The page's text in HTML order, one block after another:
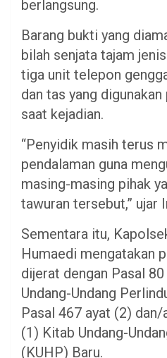
berlangsung.
Barang bukti yang
bilah senjata tajam
tiga unit telepon
dan tas yang
saat kejadian.
“Penyidik masih terus
pendalaman guna
masing-masing pihak
tawuran tersebut,” ujar
Sementara itu,
Humaedi mengatakan
dijerat dengan Pasal
Undang-Undang
Pasal 467 ayat (2)
(1) Kitab Undang-
(KUHP) Baru.